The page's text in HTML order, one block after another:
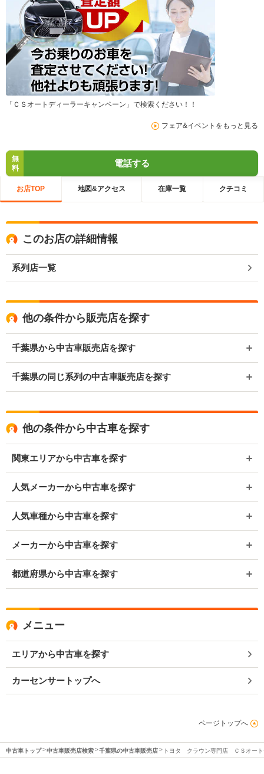
「ＣＳオートディーラーキャンペーン」で検索ください！！
フェア&イベントをもっと見る
無
料
電話する
お店TOP 地図&アクセス 在庫一覧 クチコミ
このお店の詳細情報
系列店一覧
他の条件から販売店を探す
千葉県から中古車販売店を探す
千葉県の同じ系列の中古車販売店を探す
他の条件から中古車を探す
関東エリアから中古車を探す
人気メーカーから中古車を探す
人気車種から中古車を探す
メーカーから中古車を探す
都道府県から中古車を探す
メニュー
エリアから中古車を探す
カーセンサートップへ
ページトップへ
中古車トップ 中古車販売店検索 千葉県の中古車販売店 トヨタ クラウン専門店 ＣＳオート